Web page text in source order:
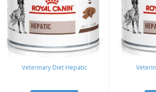
Veterinary Diet Hepatic